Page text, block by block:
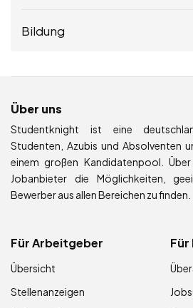
Bildung
Über uns
Studentknight ist eine
Studenten, Azubis und Absolventen
einem großen Kandidatenpool.
Jobanbieter die Möglichkeiten,
Bewerber aus allen Bereichen zu finden.
Für Arbeitgeber
Übersicht
Stellenanzeigen
Für